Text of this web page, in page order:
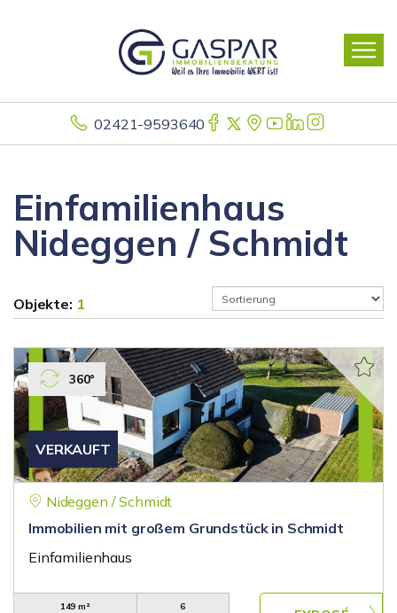
02421-9593640
Einfamilienhaus
Nideggen / Schmidt
Objekte: 1
VERKAUFT
360°
Nideggen / Schmidt
Immobilien mit großem Grundstück in Schmidt
Einfamilienhaus
149 m²
6